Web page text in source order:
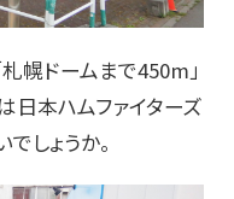
幌ドームまで450m」
日本ハムファイターズ
しょうか。